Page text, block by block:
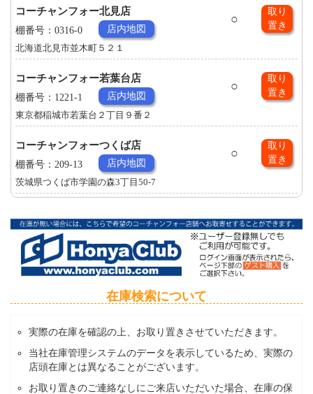
コーチャンフォー北見店
○
取り
置き
棚番号：0316-0 店内地図
北海道北見市並木町５２１
コーチャンフォー若葉台店
○
取り
置き
棚番号：1221-1 店内地図
東京都稲城市若葉台２丁目９番２
コーチャンフォーつくば店
○
取り
置き
棚番号：209-13 店内地図
茨城県つくば市学園の森3丁目50-7
在庫検索について
実際の在庫を確認の上、お取り置きさせていただきます。
当社在庫管理システムのデータを表示しているため、実際の
店頭在庫とは異なることがございます。
お取り置きのご連絡なしにご来店いただいた場合、在庫の保